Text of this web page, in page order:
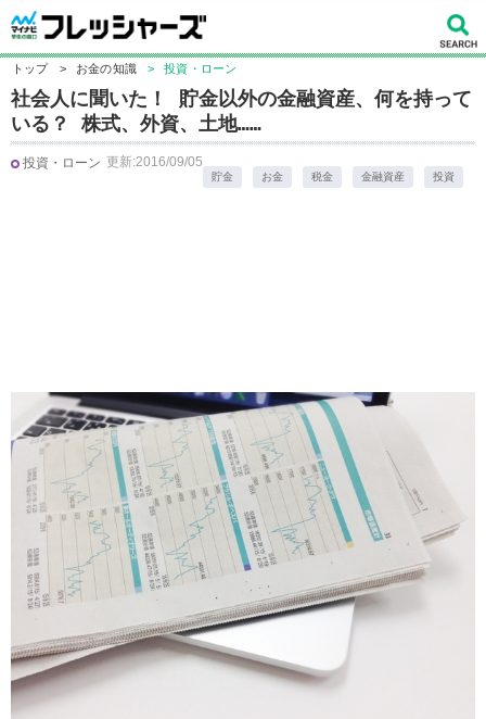
トップ > お金の知識 > 投資・ローン
社会人に聞いた！ 貯金以外の金融資産、何を持って
いる？ 株式、外資、土地……
投資・ローン 更新:2016/09/05
貯金 お金 税金 金融資産 投資